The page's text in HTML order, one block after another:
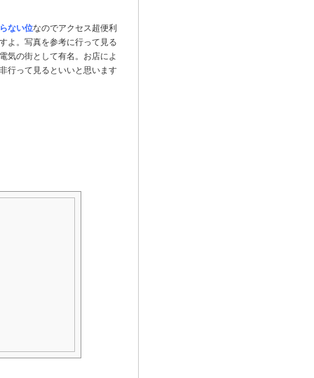
ない位なのでアクセス超便利
よ。写真を参考に行って見る
気の街として有名。お店によ
行って見るといいと思います